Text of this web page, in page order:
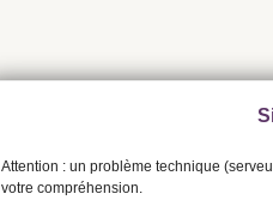
Attention : un problème technique
votre compréhension.